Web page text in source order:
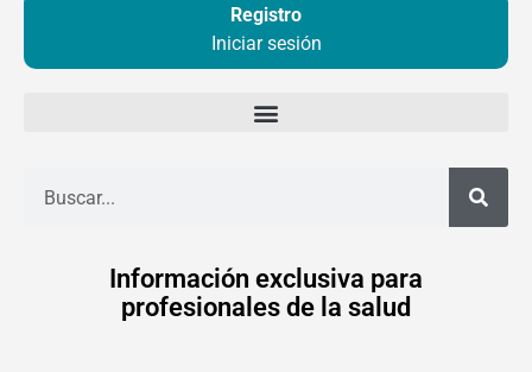
Registro
Iniciar sesión
Información exclusiva para
profesionales de la salud